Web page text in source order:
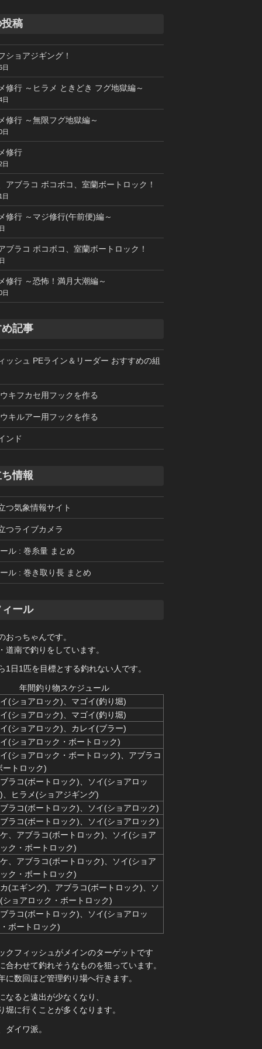
稿
ショアジギング！
日
修行 ～ヒラメ ときどき フグ地獄編～
日
修行 ～無限フグ地獄編～
日
修行
日
アブラコ ボコボコ、室蘭ボートロック！
日
修行 ～マジ修行(午前便)編～
ブラコ ボコボコ、室蘭ボートロック！
修行 ～恐怖！満月大潮編～
日
記事
ッシュ PEライン＆リーダー おすすめの組
キフカセ用フックを作る
キルアー用フックを作る
ンド
情報
つ気象情報サイト
つライブカメラ
ル : 巻糸量 まとめ
ル : 巻き取り長 まとめ
ール
おっちゃんです。
道南で釣りをしています。
1日1匹を目標とする釣れない人です。
年間釣り物スケジュール
(ショアロック)、マゴイ(釣り堀)
(ショアロック)、マゴイ(釣り堀)
(ショアロック)、カレイ(ブラー)
(ショアロック・ボートロック)
(ショアロック・ボートロック)、アブラコ
ートロック)
ラコ(ボートロック)、ソイ(ショアロッ
、ヒラメ(ショアジギング)
ラコ(ボートロック)、ソイ(ショアロック)
ラコ(ボートロック)、ソイ(ショアロック)
、アブラコ(ボートロック)、ソイ(ショア
ク・ボートロック)
、アブラコ(ボートロック)、ソイ(ショア
ク・ボートロック)
(エギング)、アブラコ(ボートロック)、ソ
ショアロック・ボートロック)
ラコ(ボートロック)、ソイ(ショアロッ
ボートロック)
クフィッシュがメインのターゲットです
合わせて釣れそうなものを狙っています。
に数回ほど管理釣り場へ行きます。
なると遠出が少なくなり、
堀に行くことが多くなります。
ダイワ派。